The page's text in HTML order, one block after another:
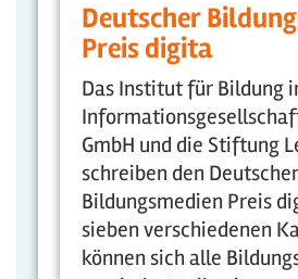
Deutscher
Preis digita
Das Institut für Bildung
GmbH und die Stiftung
schreiben den
Bildungsmedien Preis
sieben verschiedenen
können sich alle